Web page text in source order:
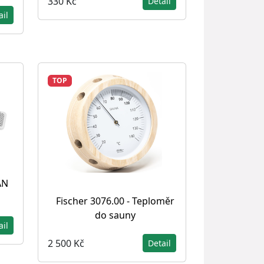
TOP
Fischer 3076.00 - Teploměr
do sauny
2 500 Kč Detail